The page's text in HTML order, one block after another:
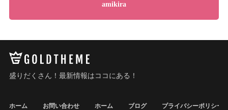
amikira
盛りだくさん！最新情報はココにある！
ホーム お問い合わせ ホーム ブログ プライバシーポリシー